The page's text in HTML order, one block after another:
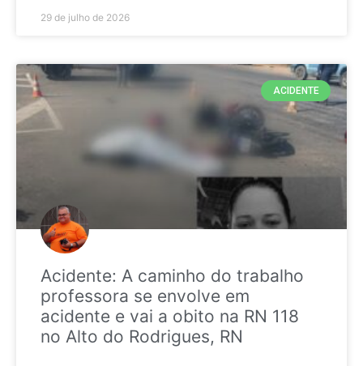
29 de julho de 2026
ACIDENTE
Acidente: A caminho do trabalho
professora se envolve em
acidente e vai a obito na RN 118
no Alto do Rodrigues, RN